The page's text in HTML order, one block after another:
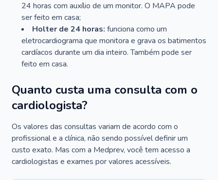
24 horas com auxílio de um monitor. O MAPA pode
ser feito em casa;
Holter de 24 horas: funciona como um
eletrocardiograma que monitora e grava os batimentos
cardíacos durante um dia inteiro. Também pode ser
feito em casa.
Quanto custa uma consulta com o
cardiologista?
Os valores das consultas variam de acordo com o
profissional e a clínica, não sendo possível definir um
custo exato. Mas com a Medprev, você tem acesso a
cardiologistas e exames por valores acessíveis.